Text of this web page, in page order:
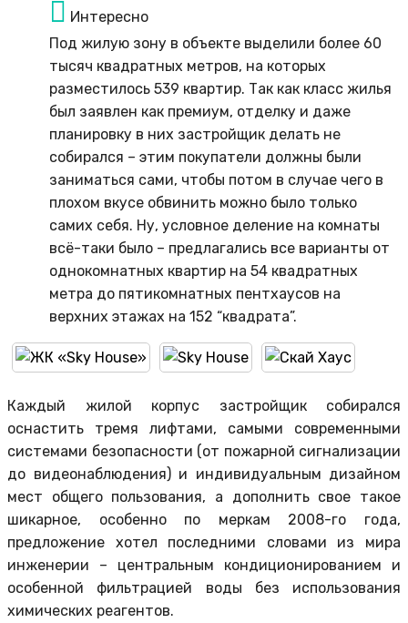
Интересно
Под жилую зону в объекте выделили более 60
тысяч квадратных метров, на которых
разместилось 539 квартир. Так как класс жилья
был заявлен как премиум, отделку и даже
планировку в них застройщик делать не
собирался – этим покупатели должны были
заниматься сами, чтобы потом в случае чего в
плохом вкусе обвинить можно было только
самих себя. Ну, условное деление на комнаты
всё-таки было – предлагались все варианты от
однокомнатных квартир на 54 квадратных
метра до пятикомнатных пентхаусов на
верхних этажах на 152 “квадрата”.
Каждый жилой корпус застройщик собирался
оснастить тремя лифтами, самыми современными
системами безопасности (от пожарной сигнализации
до видеонаблюдения) и индивидуальным дизайном
мест общего пользования, а дополнить свое такое
шикарное, особенно по меркам 2008-го года,
предложение хотел последними словами из мира
инженерии – центральным кондиционированием и
особенной фильтрацией воды без использования
химических реагентов.